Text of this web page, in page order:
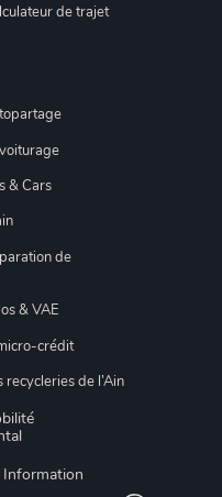
de trajet
& Cars
de
& VAE
crédit
recycleries de l’Ain